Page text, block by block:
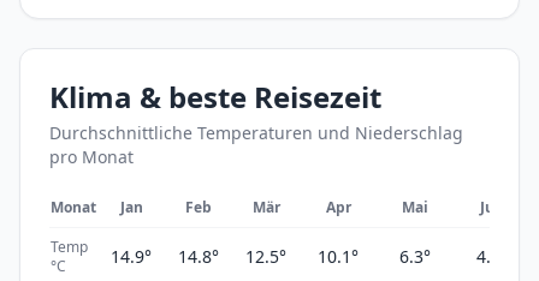
Klima & beste Reisezeit
Durchschnittliche Temperaturen und Niederschlag
pro Monat
Monat Jan Feb Mär Apr Mai
Jun
Temp
°C
14.9° 14.8° 12.5° 10.1° 6.3° 4.7°